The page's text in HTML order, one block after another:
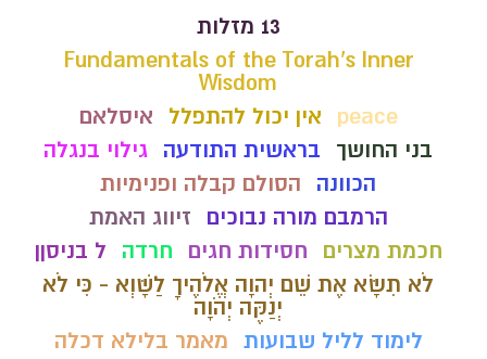
13 מזלות
Fundamentals of the Torah’s Inner
Wisdom
peace
אין יכול להתפלל
איסלאם
בני החושך
בראשית התודעה גילוי בנגלה
הכוונה
הסולם קבלה ופנימיות
הרמבם מורה נבוכים
זיווג האמת
חכמת מצרים
חסידות חגים חרדה
ל בניסןן
לֹא תִשָּׂא אֶת שֵׁם יְהוָה אֱלֹהֶיךָ לַשָּׁוְא - כִּי לֹא
יְנַקֶּה יְהֹוָה
לימוד לליל שבועות מאמר בלילא דכלה